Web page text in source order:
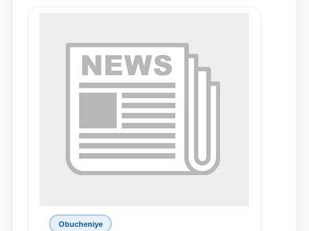
специальной стипендии имени
Хадичи Сулеймановой.
Obucheniye